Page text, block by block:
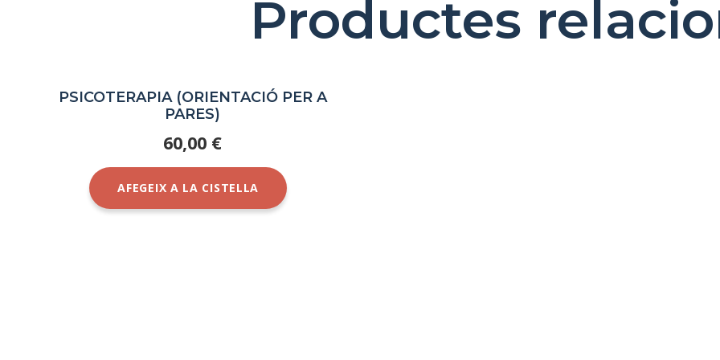
Productes
PSICOTERAPIA (ORIENTACIÓ PER A
PARES)
60,00 €
AFEGEIX A LA CISTELLA